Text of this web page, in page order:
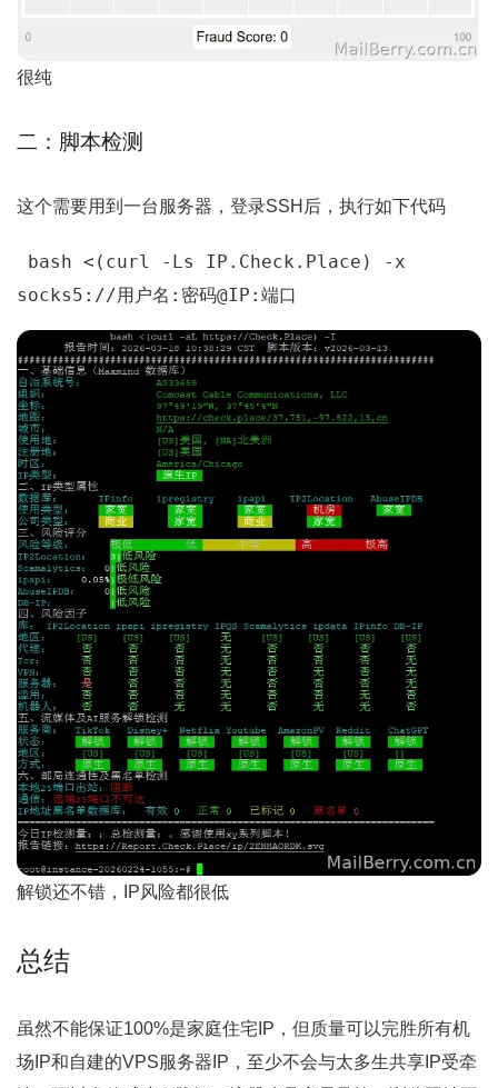
很纯
二：脚本检测
这个需要用到一台服务器，登录SSH后，执行如下代码
bash <(curl -Ls IP.Check.Place) -x
socks5://用户名:密码@IP:端口
解锁还不错，IP风险都很低
总结
虽然不能保证100%是家庭住宅IP，但质量可以完胜所有机
场IP和自建的VPS服务器IP，至少不会与太多生共享IP受牵